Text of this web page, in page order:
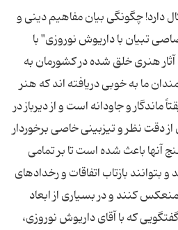
دارد! چگونگی بیان مفاهیم دینی و
تبیان با داریوش نوروزی" با
هنری خلق شده در کشورمان به
ما به خوبی دریافته اند که هنر
و جاودانه است و از دیرباز در
دقت نظر و تیزبینی خاصی برخوردار
آنها باعث شده است تا بر تمامی
بازتاب اتفاقات و رخدادهای
کنند و در بسیاری از ابعاد
که با آقای داریوش نوروزی،